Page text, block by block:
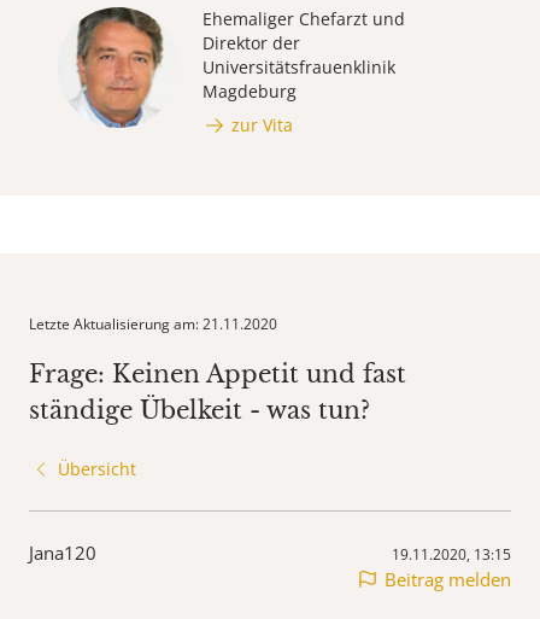
Ehemaliger Chefarzt und
Direktor der
Universitätsfrauenklinik
Magdeburg
zur Vita
Letzte Aktualisierung am: 21.11.2020
Frage: Keinen Appetit und fast
ständige Übelkeit - was tun?
Übersicht
Jana120 19.11.2020, 13:15
Beitrag melden